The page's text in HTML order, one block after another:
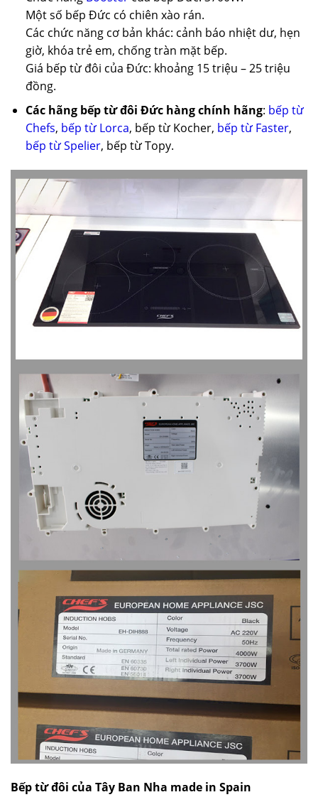
Một số bếp Đức có chiên xào rán.
Các chức năng cơ bản khác: cảnh báo nhiệt dư, hẹn
giờ, khóa trẻ em, chống tràn mặt bếp.
Giá bếp từ đôi của Đức: khoảng 15 triệu – 25 triệu
đồng.
Các hãng bếp từ đôi Đức hàng chính hãng: bếp từ
Chefs, bếp từ Lorca, bếp từ Kocher, bếp từ Faster,
bếp từ Spelier, bếp từ Topy.
Bếp từ đôi của Tây Ban Nha made in Spain